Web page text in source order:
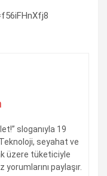
sloganıyla 19
seyahat ve
üzere tüketiciyle
paylaşır.